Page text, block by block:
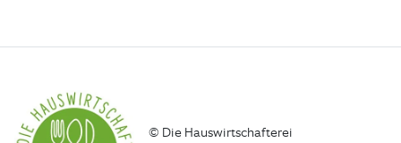
© Die Hauswirtschafterei